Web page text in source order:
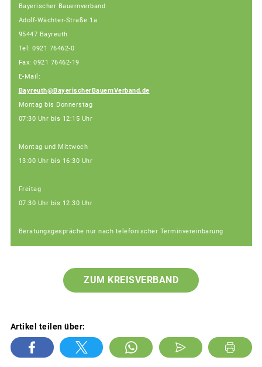
Bayerischer Bauernverband
Adolf-Wächter-Straße 1a
95447 Bayreuth
Tel: 0921 76462-0
Fax: 0921 76462-19
E-Mail:
Bayreuth@BayerischerBauernVerband.de
Montag bis Donnerstag
07:30 Uhr bis 12:15 Uhr
Montag und Mittwoch
13:00 Uhr bis 16:30 Uhr
Freitag
07:30 Uhr bis 12:30 Uhr
Beratungsgespräche nur nach telefonischer Terminvereinbarung
ZUM KREISVERBAND
Artikel teilen über: